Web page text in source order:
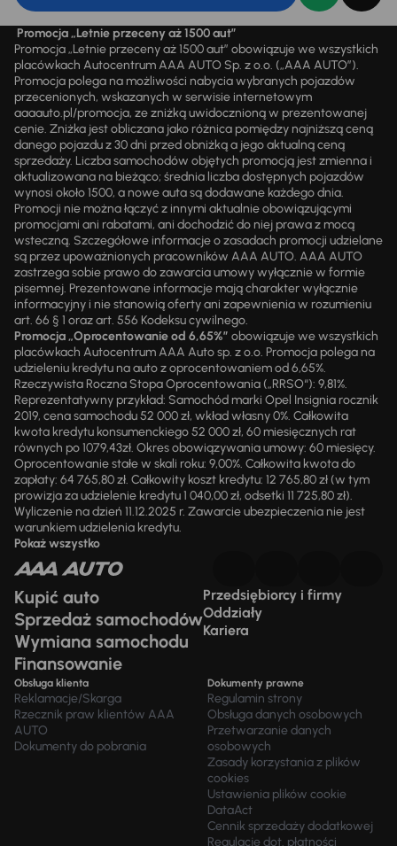
Promocja „Letnie przeceny aż 1500 aut”
Promocja „Letnie przeceny aż 1500 aut” obowiązuje we wszystkich
placówkach Autocentrum AAA AUTO Sp. z o.o. („AAA AUTO”).
Promocja polega na możliwości nabycia wybranych pojazdów
przecenionych, wskazanych w serwisie internetowym
aaaauto.pl/promocja, ze zniżką uwidocznioną w prezentowanej
cenie. Zniżka jest obliczana jako różnica pomiędzy najniższą ceną
danego pojazdu z 30 dni przed obniżką a jego aktualną ceną
sprzedaży. Liczba samochodów objętych promocją jest zmienna i
aktualizowana na bieżąco; średnia liczba dostępnych pojazdów
wynosi około 1500, a nowe auta są dodawane każdego dnia.
Promocji nie można łączyć z innymi aktualnie obowiązującymi
promocjami ani rabatami, ani dochodzić do niej prawa z mocą
wsteczną. Szczegółowe informacje o zasadach promocji udzielane
są przez upoważnionych pracowników AAA AUTO. AAA AUTO
zastrzega sobie prawo do zawarcia umowy wyłącznie w formie
pisemnej. Prezentowane informacje mają charakter wyłącznie
informacyjny i nie stanowią oferty ani zapewnienia w rozumieniu
art. 66 § 1 oraz art. 556 Kodeksu cywilnego.
Promocja „Oprocentowanie od 6,65%” obowiązuje we wszystkich
placówkach Autocentrum AAA Auto sp. z o.o. Promocja polega na
udzieleniu kredytu na auto z oprocentowaniem od 6,65%.
Rzeczywista Roczna Stopa Oprocentowania („RRSO“): 9,81%.
Reprezentatywny przykład: Samochód marki Opel Insignia rocznik
2019, cena samochodu 52 000 zł, wkład własny 0%. Całkowita
kwota kredytu konsumenckiego 52 000 zł, 60 miesięcznych rat
równych po 1079,43zł. Okres obowiązywania umowy: 60 miesięcy.
Oprocentowanie stałe w skali roku: 9,00%. Całkowita kwota do
zapłaty: 64 765,80 zł. Całkowity koszt kredytu: 12 765,80 zł (w tym
prowizja za udzielenie kredytu 1 040,00 zł, odsetki 11 725,80 zł).
Wyliczenie na dzień 11.12.2025 r. Zawarcie ubezpieczenia nie jest
warunkiem udzielenia kredytu.
Pokaż wszystko
Kupić auto
Sprzedaż samochodów
Wymiana samochodu
Finansowanie
Przedsiębiorcy i firmy
Oddziały
Kariera
Obsługa klienta
Reklamacje/Skarga
Rzecznik praw klientów AAA
AUTO
Dokumenty do pobrania
Dokumenty prawne
Regulamin strony
Obsługa danych osobowych
Przetwarzanie danych
osobowych
Zasady korzystania z plików
cookies
Ustawienia plików cookie
DataAct
Cennik sprzedaży dodatkowej
Regulacje dot. płatności